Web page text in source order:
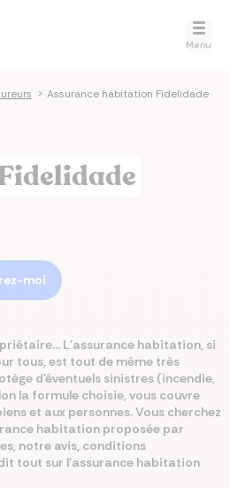
Menu
> Assurance habitation Fidelidade
moi
L'assurance habitation, si
tous, est tout de même très
d'éventuels sinistres (incendie,
la formule choisie, vous couvre
et aux personnes. Vous cherchez
habitation proposée par
notre avis, conditions
tout sur l'assurance habitation